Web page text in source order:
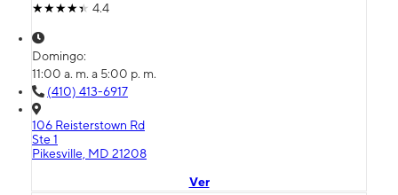
4.4
Domingo:
11:00 a. m. a 5:00 p. m.
(410) 413-6917
106 Reisterstown Rd
Ste 1
Pikesville, MD 21208
Ver